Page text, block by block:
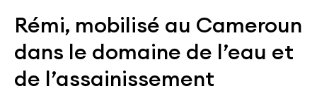
Rémi, mobilisé au Cameroun
dans le domaine de l’eau et
de l’assainissement